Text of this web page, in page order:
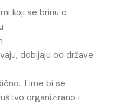
koji se brinu o
dobijaju od države
Time bi se
organizirano i